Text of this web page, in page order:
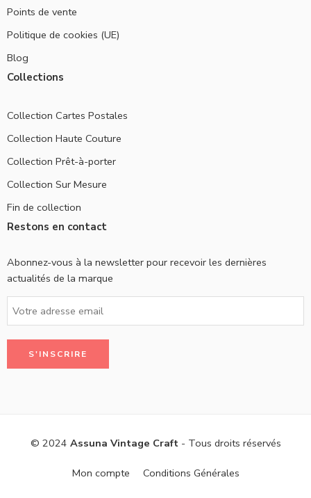
Points de vente
Politique de cookies (UE)
Blog
Collections
Collection Cartes Postales
Collection Haute Couture
Collection Prêt-à-porter
Collection Sur Mesure
Fin de collection
Restons en contact
Abonnez-vous à la newsletter pour recevoir les dernières
actualités de la marque
© 2024 Assuna Vintage Craft- Tous droits réservés
Mon compte Conditions Générales